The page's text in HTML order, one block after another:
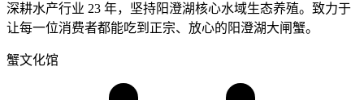
深耕水产行业 23 年，坚持阳澄湖核心水域生态养殖。致力于
让每一位消费者都能吃到正宗、放心的阳澄湖大闸蟹。
蟹文化馆